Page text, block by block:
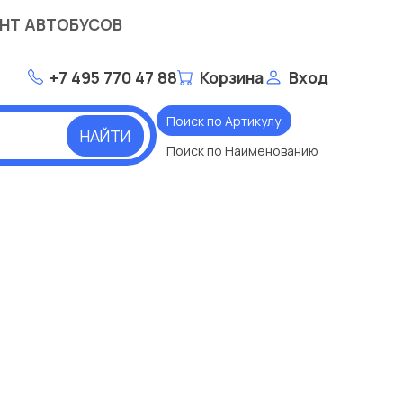
АВТОБУСОВ
+7 495 770 47 88 Корзина Вход
НАЙТИ
Поиск по Артикулу
Поиск по Наименованию